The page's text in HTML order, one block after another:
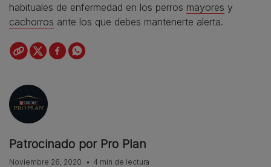
habituales de enfermedad en los perros mayores y
cachorros ante los que debes mantenerte alerta.
Patrocinado por Pro Plan
Noviembre 26, 2020 4 min de lectura